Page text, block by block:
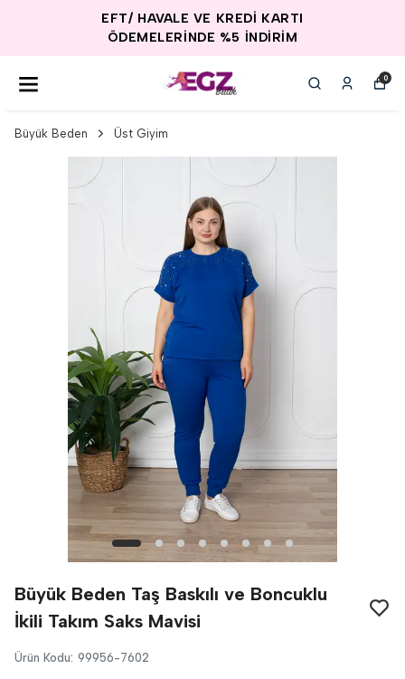
EFT/ HAVALE VE KREDİ KARTI
ÖDEMELERİNDE %5 İNDİRİM
0
Büyük Beden Üst Giyim
Büyük Beden Taş Baskılı ve Boncuklu
İkili Takım Saks Mavisi
Ürün Kodu: 99956-7602